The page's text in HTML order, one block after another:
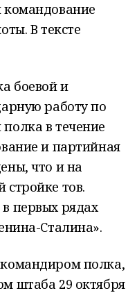
командование
В тексте
боевой и
работу по
в течение
и партийная
что и на
стройке тов.
первых рядах
Сталина».
полка,
штаба 29 октября